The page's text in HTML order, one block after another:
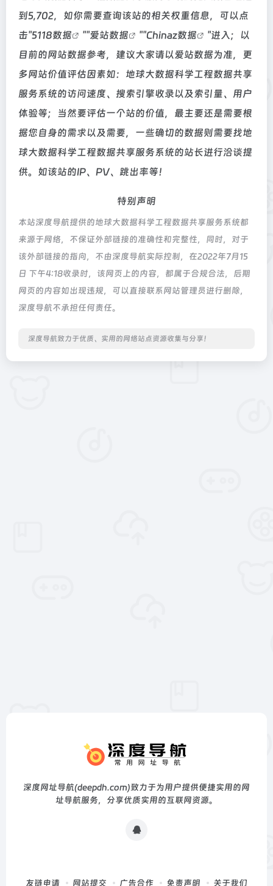
到5,702，如你需要查询该站的相关权重信息，可以点
击"5118数据 ""爱站数据 ""Chinaz数据
"进入；以
目前的网站数据参考，建议大家请以爱站数据为准，更
多网站价值评估因素如：地球大数据科学工程数据共享
服务系统的访问速度、搜索引擎收录以及索引量、用户
体验等；当然要评估一个站的价值，最主要还是需要根
据您自身的需求以及需要，一些确切的数据则需要找地
球大数据科学工程数据共享服务系统的站长进行洽谈提
供。如该站的IP、PV、跳出率等！
特别声明
本站深度导航提供的地球大数据科学工程数据共享服务系统都
来源于网络，不保证外部链接的准确性和完整性，同时，对于
该外部链接的指向，不由深度导航实际控制，在2022年7月15
日 下午4:18收录时，该网页上的内容，都属于合规合法，后期
网页的内容如出现违规，可以直接联系网站管理员进行删除，
深度导航不承担任何责任。
深度导航致力于优质、实用的网络站点资源收集与分享！
深度网址导航(deepdh.com)致力于为用户提供便捷实用的网
址导航服务，分享优质实用的互联网资源。
友链申请 网站提交 广告合作 免责声明 关于我们